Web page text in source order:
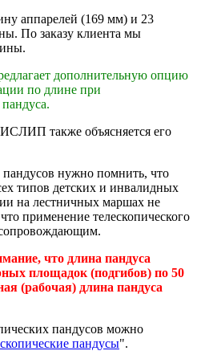
аппарелей (169 мм) и 23
По заказу клиента мы
дополнительную опцию
по длине при
также объясняется его
пандусов нужно помнить, что
типов детских и инвалидных
на лестничных маршах не
применение телескопического
что длина пандуса
площадок (подгибов) по 50
(рабочая) длина пандуса
пандусов можно
пандусы".